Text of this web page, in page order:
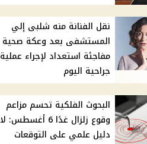
نقل الفنانة منه شلبى إلي
المستشفى بعد وعكة صحية
مفاجئة استعداد لإجراء عملية
جراحية اليوم
البحوث الفلكية تحسم مزاعم
وقوع زلزال غدًا 6 أغسطس: لا
دليل علمي على التوقعات